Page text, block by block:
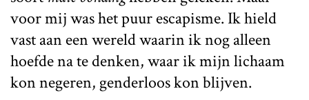
voor mij was het puur escapisme. Ik hield
vast aan een wereld waarin ik nog alleen
hoefde na te denken, waar ik mijn lichaam
kon negeren, genderloos kon blijven.